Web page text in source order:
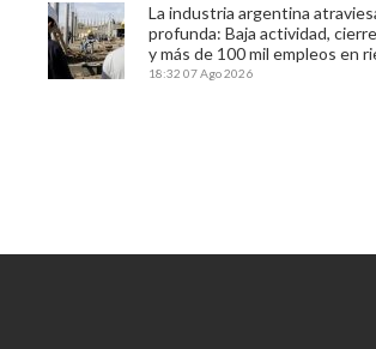
La industria argentina
profunda: Baja actividad,
y más de 100 mil empleos en
18:32 07 Ago 2026